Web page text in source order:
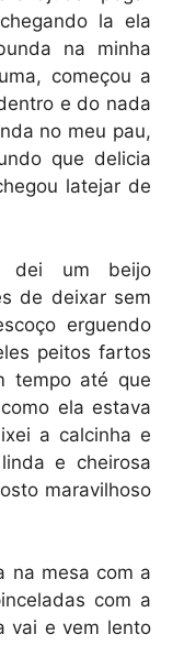
la ela
na minha
começou a
e do nada
no meu pau,
que delicia
latejar de
dei um beijo
de deixar sem
erguendo
peitos fartos
tempo até que
ela estava
a calcinha e
e cheirosa
maravilhoso
na mesa com a
com a
vai e vem lento